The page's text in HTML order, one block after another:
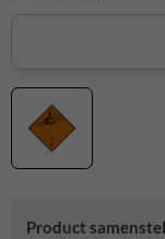
Product